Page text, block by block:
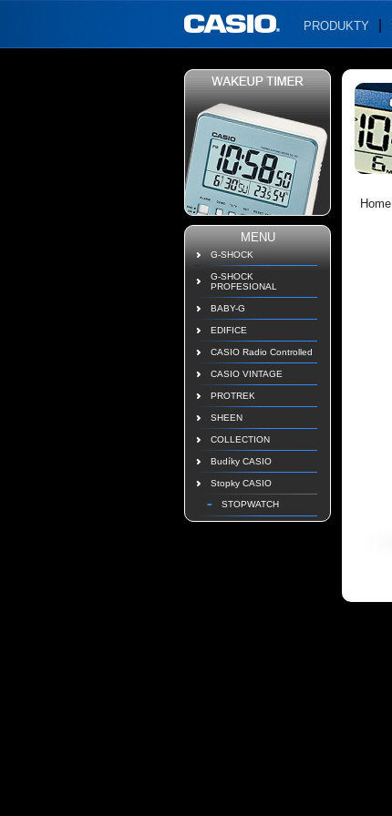
PRODUKTY
MENU
G-SHOCK
G-SHOCK
PROFESIONAL
BABY-G
EDIFICE
CASIO Radio Controlled
CASIO VINTAGE
PROTREK
SHEEN
COLLECTION
Budíky CASIO
Stopky CASIO
STOPWATCH
Home